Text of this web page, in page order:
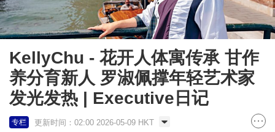
KellyChu - 花开人体寓传承 甘作
养分育新人 罗淑佩撑年轻艺术家
发光发热 | Executive日记
专栏 更新时间：02:00 2026-05-09 HKT